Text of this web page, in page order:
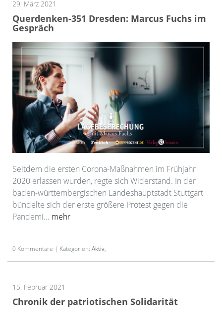
29. März 2021
Querdenken-351 Dresden: Marcus Fuchs im
Gespräch
Seitdem die ersten Corona-Maßnahmen im Frühjahr
2020 erlassen wurden, regte sich Widerstand. In der
baden-württembergischen Landeshauptstadt Stuttgart
bündelte sich der erste größere Protest gegen die
Pandemi... mehr
0 Kommentare | Kategorien: Aktiv,
15. Februar 2021
Chronik der patriotischen Solidarität